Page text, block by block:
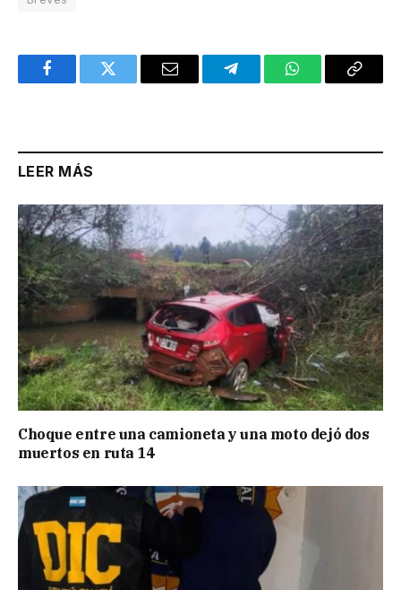
FacebookTwitter Email TelegramWhatsAppCopy
LEER MÁS
Choque entre una camioneta y una moto dejó dos
muertos en ruta 14